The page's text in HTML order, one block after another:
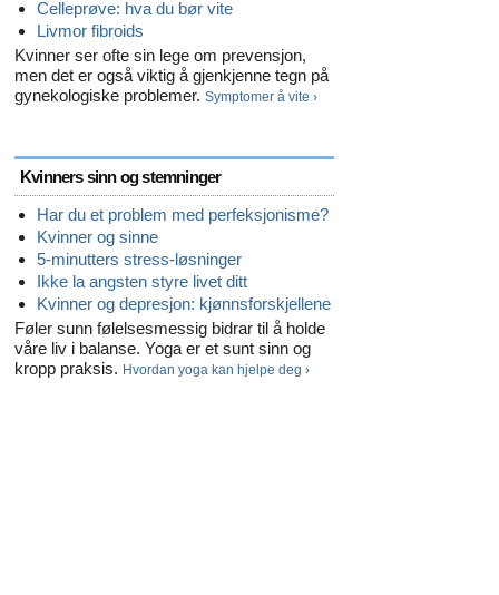
Celleprøve: hva du bør vite
Livmor fibroids
Kvinner ser ofte sin lege om prevensjon,
men det er også viktig å gjenkjenne tegn på
gynekologiske problemer. Symptomer å vite ›
Kvinners sinn og stemninger
Har du et problem med perfeksjonisme?
Kvinner og sinne
5-minutters stress-løsninger
Ikke la angsten styre livet ditt
Kvinner og depresjon: kjønnsforskjellene
Føler sunn følelsesmessig bidrar til å holde
våre liv i balanse. Yoga er et sunt sinn og
kropp praksis. Hvordan yoga kan hjelpe deg ›